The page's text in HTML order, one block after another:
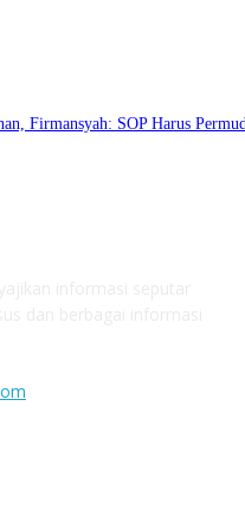
Firmansyah: SOP Harus